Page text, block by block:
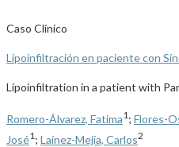
Caso Clínico
Lipoinfiltración en paciente con
Lipoinfiltration in a patient with
Romero-Álvarez, Fatima1 ; Flores-
José1 ; Laínez-Mejía, Carlos2